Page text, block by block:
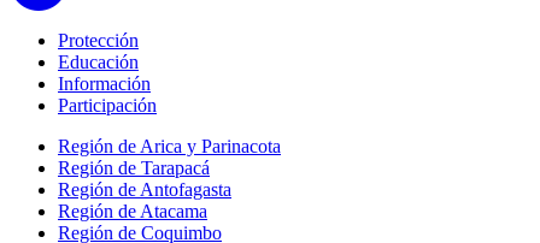
Protección
Educación
Información
Participación
Región de Arica y Parinacota
Región de Tarapacá
Región de Antofagasta
Región de Atacama
Región de Coquimbo